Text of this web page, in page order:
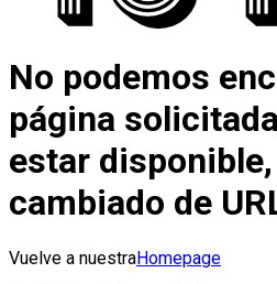
No podemos
página
estar
cambiado de
Vuelve a nuestraHomepage